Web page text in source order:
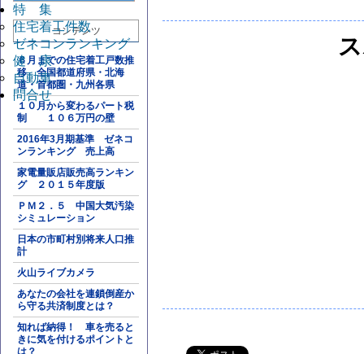
特 集
住宅着工件数
ゼネコンランキング
健 康
自動車
問合せ
コンテンツ
６月までの住宅着工戸数推
移 全国都道府県・北海
道・首都圏・九州各県
１０月から変わるパート税
制 １０６万円の壁
2016年3月期基準 ゼネコ
ンランキング 売上高
家電量販店販売高ランキン
グ ２０１５年度版
ＰＭ２．５ 中国大気汚染
シミュレーション
日本の市町村別将来人口推
計
火山ライブカメラ
あなたの会社を連鎖倒産か
ら守る共済制度とは？
知れば納得！ 車を売ると
きに気を付けるポイントと
は？